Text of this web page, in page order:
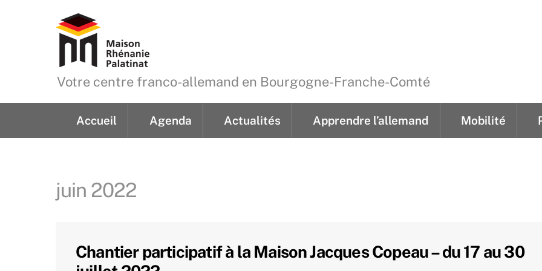
Votre centre franco-allemand en Bourgogne-Franche-Comté
Accueil Agenda Actualités Apprendre l’allemand Mobilité
juin 2022
Chantier participatif à la Maison Jacques Copeau – du 17 au 30